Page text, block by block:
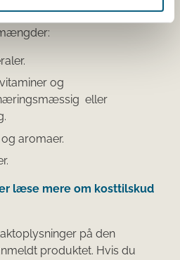
indholdsstoffer produktet
og
eller
aromaer.
læse mere om kosttilskud
på den
produktet. Hvis du